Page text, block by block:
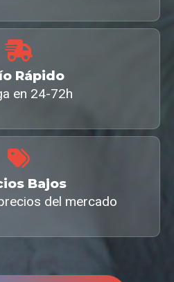
Rápido
en 24-72h
Bajos
del mercado